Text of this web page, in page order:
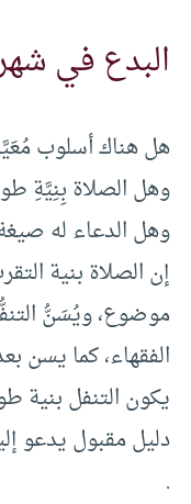
البدع في
هل هناك أسلوب
وهل الصلاة بِنِيَّةِ
وهل الدعاء له
إن الصلاة بنية
موضوع، ويُسَنُّ
الفقهاء، كما يسن
يكون التنفل بنية
دليل مقبول يدعو
.